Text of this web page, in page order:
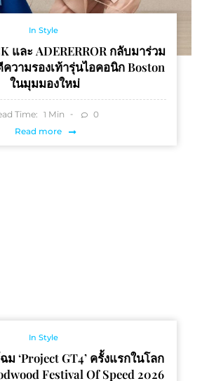
In Style
และ ADERERROR กลับมาร่วม
วามรองเท้ารุ่นไอคอนิก Boston
ในมุมมองใหม่
Time: 1 Min
0
Read more
In Style
ม ‘Project GT4’ ครั้งแรกในโลก
Festival Of Speed 2026